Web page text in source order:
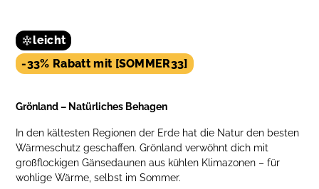
leicht
-33% Rabatt mit [SOMMER33]
Grönland – Natürliches Behagen
In den kältesten Regionen der Erde hat die Natur den besten
Wärmeschutz geschaffen. Grönland verwöhnt dich mit
großflockigen Gänsedaunen aus kühlen Klimazonen – für
wohlige Wärme, selbst im Sommer.